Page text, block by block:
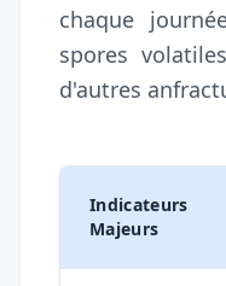
chaque
spores
d'autres
Indicateurs
Majeurs